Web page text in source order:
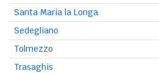
Santa Maria la Longa
Sedegliano
Tolmezzo
Trasaghis